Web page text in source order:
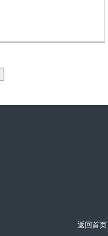
返回首页